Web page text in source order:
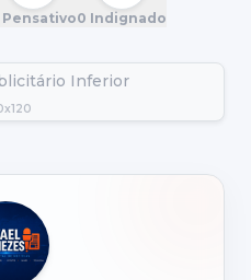
Pensativo0 Indignado
Inferior